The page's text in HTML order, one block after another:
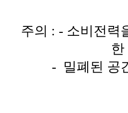
주의 : - 소비전력
- 밀폐된 공간